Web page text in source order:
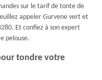
sur le tarif de tonte de
appeler Gurvene vert et
Et confiez à son expert
pelouse.
tondre votre